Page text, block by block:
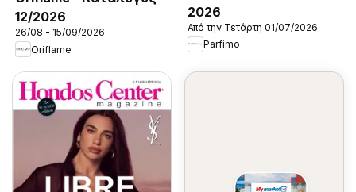
12/2026
26/08 - 15/09/2026
Oriflame
2026
Από την Τετάρτη 01/07/2026
Parfimo